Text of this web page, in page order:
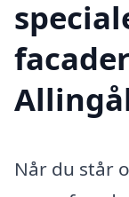
Når du står